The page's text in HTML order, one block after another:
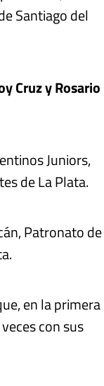
Santiago del
Cruz y Rosario
Juniors,
de La Plata.
Patronato de
en la primera
con sus